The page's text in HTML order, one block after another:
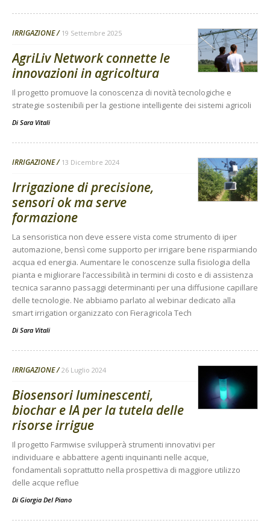
IRRIGAZIONE 19 Settembre 2025
AgriLiv Network connette le
innovazioni in agricoltura
Il progetto promuove la conoscenza di novità tecnologiche e
strategie sostenibili per la gestione intelligente dei sistemi agricoli
Di Sara Vitali
IRRIGAZIONE 13 Dicembre 2024
Irrigazione di precisione,
sensori ok ma serve
formazione
La sensoristica non deve essere vista come strumento di iper
automazione, bensì come supporto per irrigare bene risparmiando
acqua ed energia. Aumentare le conoscenze sulla fisiologia della
pianta e migliorare l’accessibilità in termini di costo e di assistenza
tecnica saranno passaggi determinanti per una diffusione capillare
delle tecnologie. Ne abbiamo parlato al webinar dedicato alla
smart irrigation organizzato con Fieragricola Tech
Di Sara Vitali
IRRIGAZIONE 26 Luglio 2024
Biosensori luminescenti,
biochar e IA per la tutela delle
risorse irrigue
Il progetto Farmwise svilupperà strumenti innovativi per
individuare e abbattere agenti inquinanti nelle acque,
fondamentali soprattutto nella prospettiva di maggiore utilizzo
delle acque reflue
Di Giorgia Del Piano